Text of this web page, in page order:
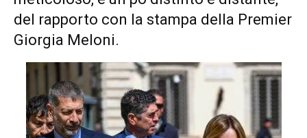
del rapporto con la stampa della Premier
Giorgia Meloni.